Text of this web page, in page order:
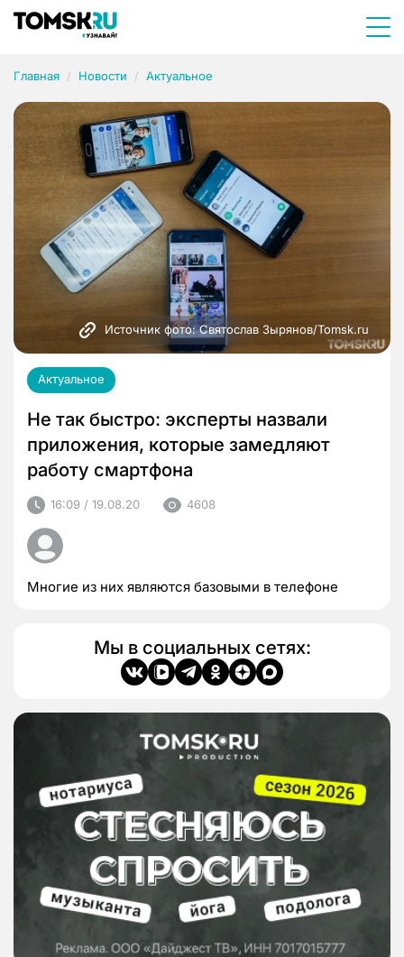
Главная Новости Актуальное
Источник фото: Святослав Зырянов/Tomsk.ru
Актуальное
Не так быстро: эксперты назвали
приложения, которые замедляют
работу смартфона
16:09 / 19.08.20 4608
Многие из них являются базовыми в телефоне
Мы в социальных сетях: